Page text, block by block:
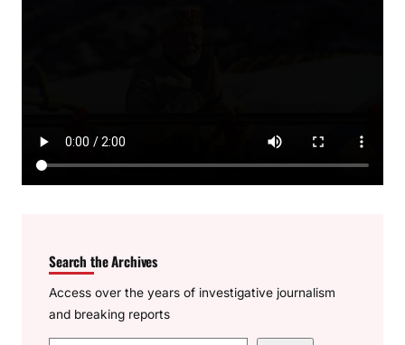
Search the Archives
Access over the years of investigative journalism
and breaking reports